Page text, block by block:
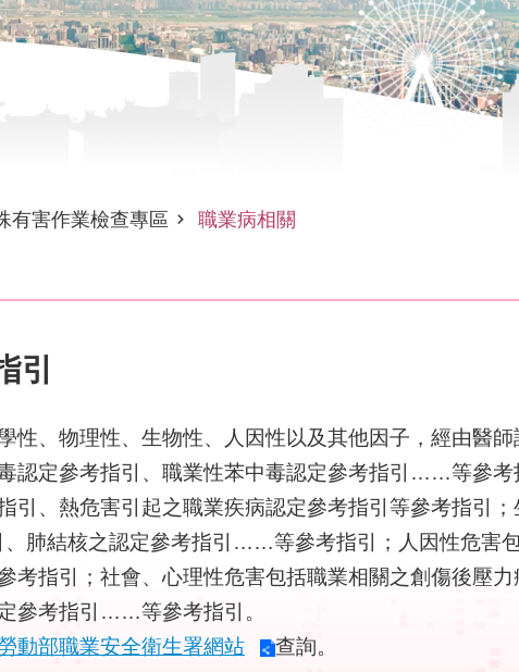
有害作業檢查專區 職業病相關
引
性、物理性、生物性、人因性以及其他因子，經由醫
認定參考指引、職業性苯中毒認定參考指引……等參
引、熱危害引起之職業疾病認定參考指引等參考指引
肺結核之認定參考指引……等參考指引；人因性危害
指引；社會、心理性危害包括職業相關之創傷後壓
參考指引……等參考指引。
動部職業安全衛生署網站 查詢。